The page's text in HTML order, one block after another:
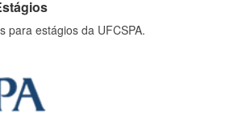
para estágios da UFCSPA.